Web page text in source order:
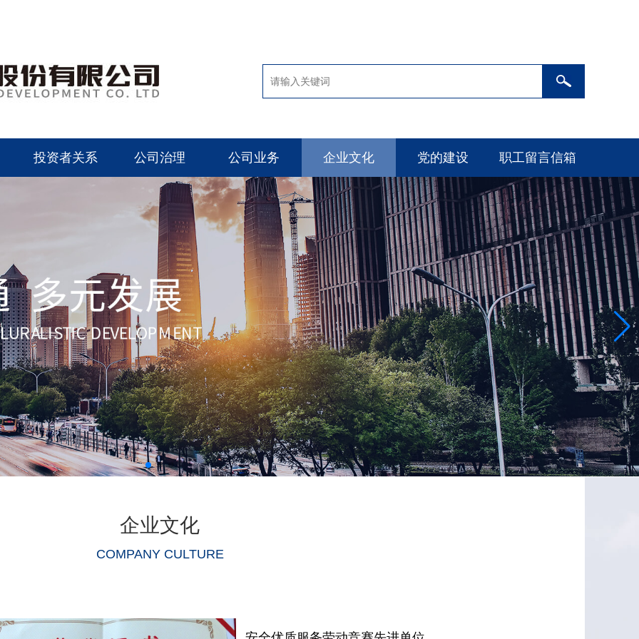
投资者关系 公司治理 公司业务 企业文化 党的建设 职工留言信箱
企业文化
COMPANY CULTURE